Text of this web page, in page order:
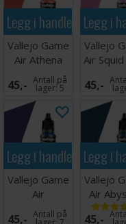
Legg i handlekurven
Vallejo Game
Air Athena
Skin
45,- Antall på
lager:5
Legg i
Vallejo
Air
45,-
Legg i handlekurven
Vallejo Game
Air
Ultramarine
45,- Antall på
Legg i
Vallejo
Air
45,-